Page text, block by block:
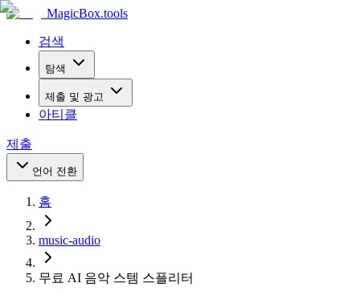
MagicBox.tools
검색
탐색
제출 및 광고
아티클
제출
언어 전환
홈
music-audio
무료 AI 음악 스템 스플리터